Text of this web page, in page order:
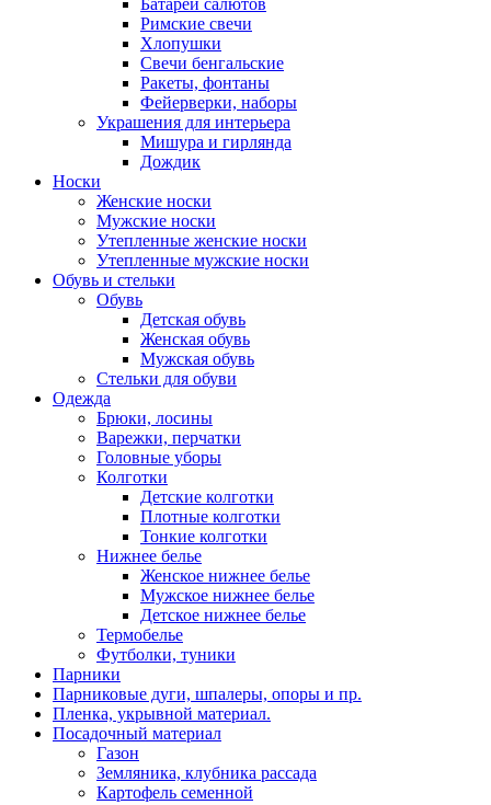
Батареи салютов
Римские свечи
Хлопушки
Свечи бенгальские
Ракеты, фонтаны
Фейерверки, наборы
Украшения для интерьера
Мишура и гирлянда
Дождик
Носки
Женские носки
Мужские носки
Утепленные женские носки
Утепленные мужские носки
Обувь и стельки
Обувь
Детская обувь
Женская обувь
Мужская обувь
Стельки для обуви
Одежда
Брюки, лосины
Варежки, перчатки
Головные уборы
Колготки
Детские колготки
Плотные колготки
Тонкие колготки
Нижнее белье
Женское нижнее белье
Мужское нижнее белье
Детское нижнее белье
Термобелье
Футболки, туники
Парники
Парниковые дуги, шпалеры, опоры и пр.
Пленка, укрывной материал.
Посадочный материал
Газон
Земляника, клубника рассада
Картофель семенной